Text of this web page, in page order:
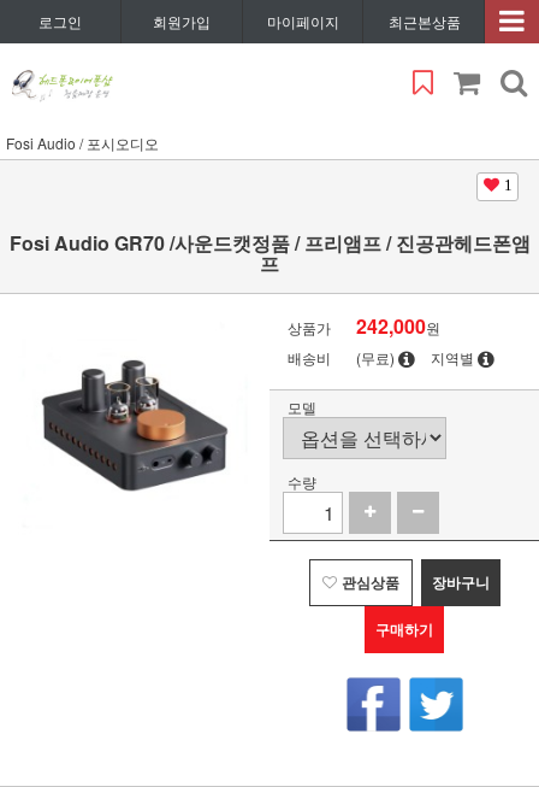
로그인 회원가입 마이페이지 최근본상품
Fosi Audio / 포시오디오
1
Fosi Audio GR70 /사운드캣정품 / 프리앰프 / 진공관헤드폰앰
프
상품가 242,000원
배송비
(무료) 지역별
모델
수량
관심상품 장바구니
구매하기